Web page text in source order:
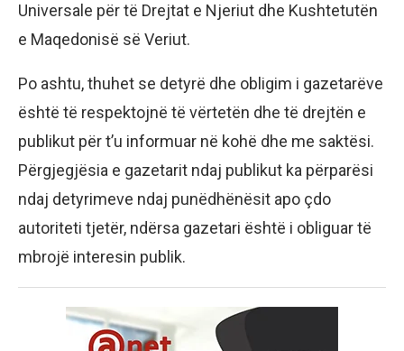
Universale për të Drejtat e Njeriut dhe Kushtetutën
e Maqedonisë së Veriut.
Po ashtu, thuhet se detyrë dhe obligim i gazetarëve
është të respektojnë të vërtetën dhe të drejtën e
publikut për t’u informuar në kohë dhe me saktësi.
Përgjegjësia e gazetarit ndaj publikut ka përparësi
ndaj detyrimeve ndaj punëdhënësit apo çdo
autoriteti tjetër, ndërsa gazetari është i obliguar të
mbrojë interesin publik.